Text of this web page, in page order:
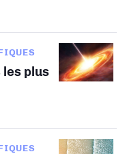
les plus